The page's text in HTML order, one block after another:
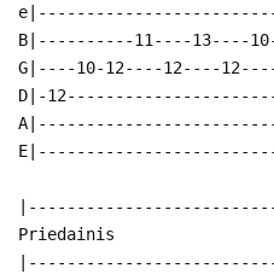
B|----------11----13----
G|----10-12----12----
D|-
Priedainis